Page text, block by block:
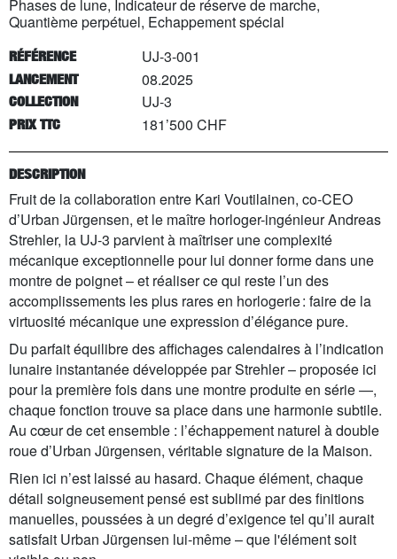
Phases de lune, Indicateur de réserve de marche,
Quantième perpétuel, Echappement spécial
RÉFÉRENCE UJ-3-001
LANCEMENT 08.2025
COLLECTION UJ-3
PRIX TTC 181’500 CHF
DESCRIPTION
Fruit de la collaboration entre Kari Voutilainen, co-CEO
d’Urban Jürgensen, et le maître horloger-ingénieur Andreas
Strehler, la UJ-3 parvient à maîtriser une complexité
mécanique exceptionnelle pour lui donner forme dans une
montre de poignet – et réaliser ce qui reste l’un des
accomplissements les plus rares en horlogerie : faire de la
virtuosité mécanique une expression d’élégance pure.
Du parfait équilibre des affichages calendaires à l’indication
lunaire instantanée développée par Strehler – proposée ici
pour la première fois dans une montre produite en série —,
chaque fonction trouve sa place dans une harmonie subtile.
Au cœur de cet ensemble : l’échappement naturel à double
roue d’Urban Jürgensen, véritable signature de la Maison.
Rien ici n’est laissé au hasard. Chaque élément, chaque
détail soigneusement pensé est sublimé par des finitions
manuelles, poussées à un degré d’exigence tel qu’il aurait
satisfait Urban Jürgensen lui-même – que l'élément soit